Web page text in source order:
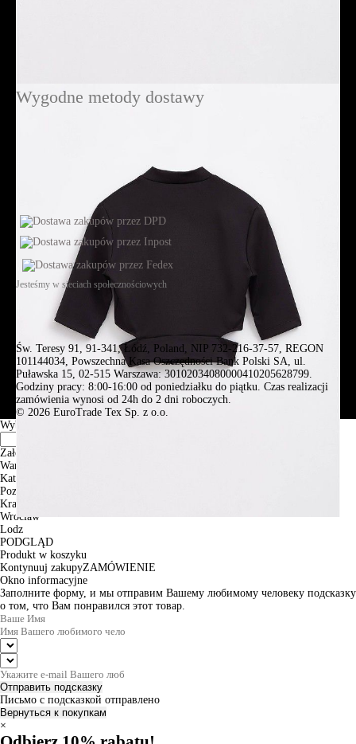
Wygodne metody dostawy
Jesteśmy w sieciach społecznościowych
Św. Teresy 91, 91-341, Łódź, Poland, NIP 732-216-37-57, REGON
101144034, Powszechna Kasa Oszczędności Bank Polski SA, ul.
Puławska 15, 02-515 Warszawa: 30102034080000410205628799.
Godziny pracy: 8:00-16:00 od poniedziałku do piątku. Czas realizacji
zamówienia wynosi od 24h do 2 dni roboczych.
© 2026 EuroTrade Tex Sp. z o.o.
Wybierz miasta
Założenia
Warszawa
Katowice
Poznan
Krakow
Wroclaw
Lodz
PODGLĄD
Produkt w koszyku
Kontynuuj zakupyZAMÓWIENIE
Okno informacyjne
Заполните форму, и мы отправим Вашему любимому человеку подсказку
о том, что Вам понравился этот товар.
Отправить подсказку
Письмо с подсказкой отправлено
Вернуться к покупкам
×